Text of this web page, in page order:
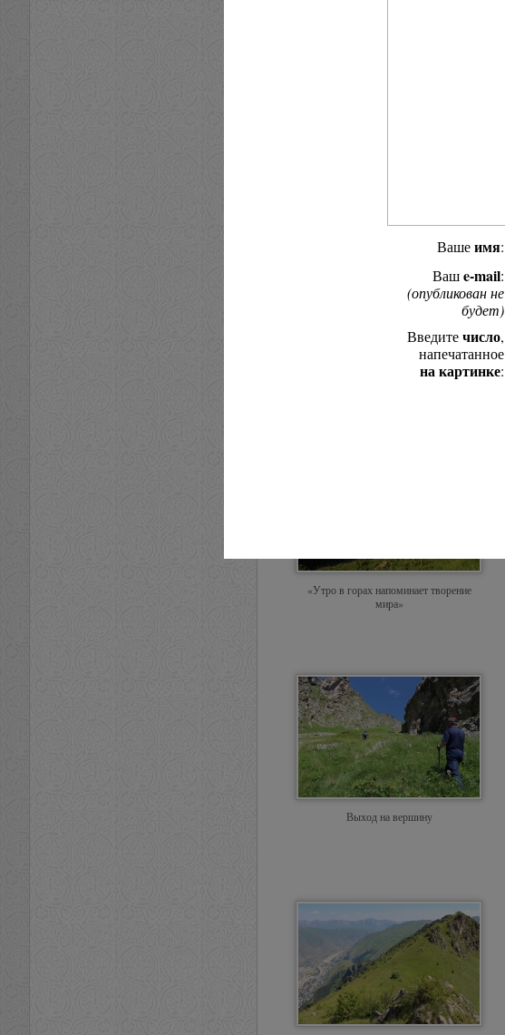
Плато над Тырныаузом
«Утро в горах напоминает творение
мира»
Выход на вершину
Вашеимя:
Вашe-mail:
(опубликован не
будет)
Введитечисло,
напечатанное
на картинке: